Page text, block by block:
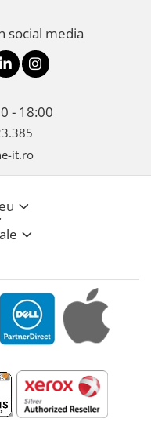
social media
- 18:00
it.ro